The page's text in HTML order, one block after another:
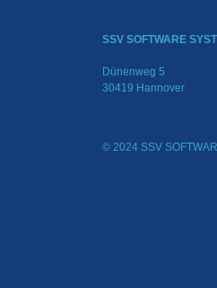
SSV SOFTWARE
Dünenweg 5
30419 Hannover
© 2024 SSV